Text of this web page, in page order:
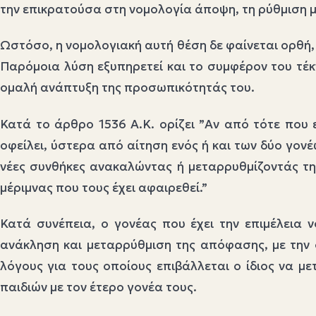
την επικρατούσα στη νομολογία άποψη, τη ρύθμιση
Ωστόσο, η νομολογιακή αυτή θέση δε φαίνεται ορθή,
Παρόμοια λύση εξυπηρετεί και το συμφέρον του
ομαλή ανάπτυξη της προσωπικότητάς του.
Κατά το άρθρο 1536 Α.Κ. ορίζει ”Αν από τότε που
οφείλει, ύστερα από αίτηση ενός ή και των δύο
νέες συνθήκες ανακαλώντας ή μεταρρυθμίζοντάς
μέριμνας που τους έχει αφαιρεθεί.”
Κατά συνέπεια, ο γονέας που έχει την επιμέλεια
ανάκληση και μεταρρύθμιση της απόφασης, με την
λόγους για τους οποίους επιβάλλεται ο ίδιος να
παιδιών με τον έτερο γονέα τους.